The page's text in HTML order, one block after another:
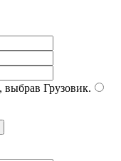
выбрав Грузовик.